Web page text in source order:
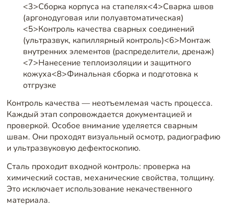
<3>Сборка корпуса на стапелях<4>Сварка швов
(аргонодуговая или полуавтоматическая)
<5>Контроль качества сварных соединений
(ультразвук, капиллярный контроль)<6>Монтаж
внутренних элементов (распределители, дренаж)
<7>Нанесение теплоизоляции и защитного
кожуха<8>Финальная сборка и подготовка к
отгрузке
Контроль качества — неотъемлемая часть процесса.
Каждый этап сопровождается документацией и
проверкой. Особое внимание уделяется сварным
швам. Они проходят визуальный осмотр, радиографию
и ультразвуковую дефектоскопию.
Сталь проходит входной контроль: проверка на
химический состав, механические свойства, толщину.
Это исключает использование некачественного
материала.